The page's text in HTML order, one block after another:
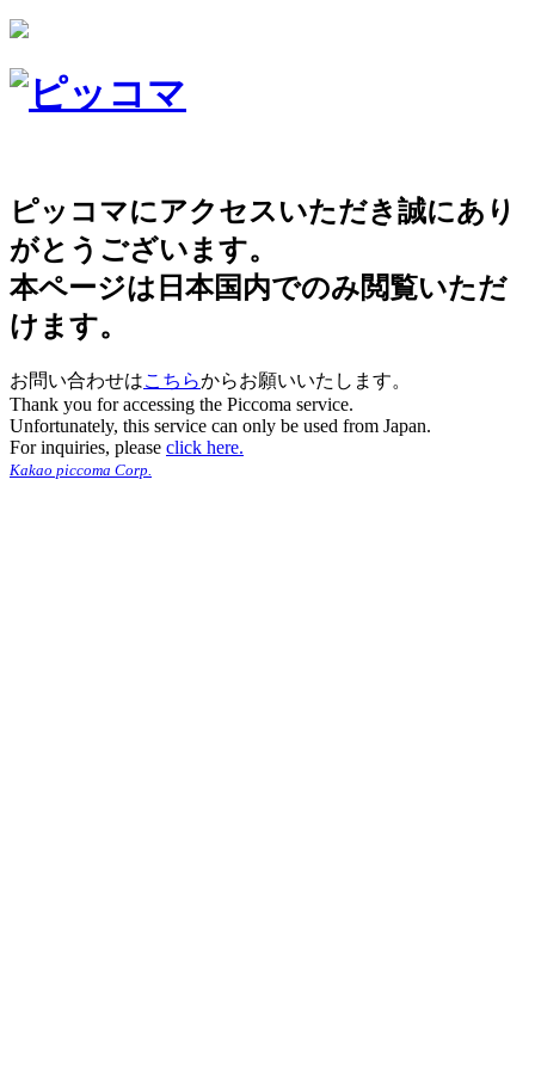
ピッコマにアクセスいただき誠にあり
がとうございます。
本ページは日本国内でのみ閲覧いただ
けます。
お問い合わせはこちらからお願いいたします。
Thank you for accessing the Piccoma service.
Unfortunately, this service can only be used from Japan.
For inquiries, please click here.
Kakao piccoma Corp.